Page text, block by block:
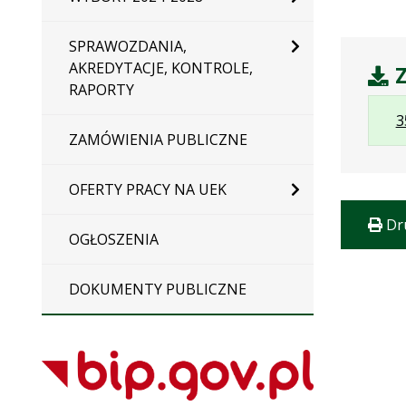
SPRAWOZDANIA,
AKREDYTACJE, KONTROLE,
RAPORTY
ZAMÓWIENIA PUBLICZNE
OFERTY PRACY NA UEK
OGŁOSZENIA
DOKUMENTY PUBLICZNE